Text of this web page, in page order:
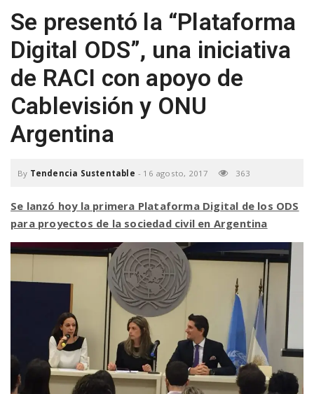
a
v
i
g
t
Se presentó la “Plataforma
Digital ODS”, una iniciativa
de RACI con apoyo de
Cablevisión y ONU
Argentina
By Tendencia Sustentable - 16 agosto, 2017 363
Se lanzó hoy la primera Plataforma Digital de los ODS
para proyectos de la sociedad civil en Argentina